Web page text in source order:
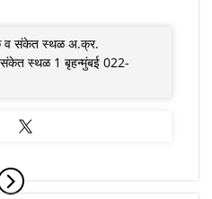
व संकेत स्थळ अ.क्र.
संकेत स्थळ 1 बृहन्मुंबई 022-